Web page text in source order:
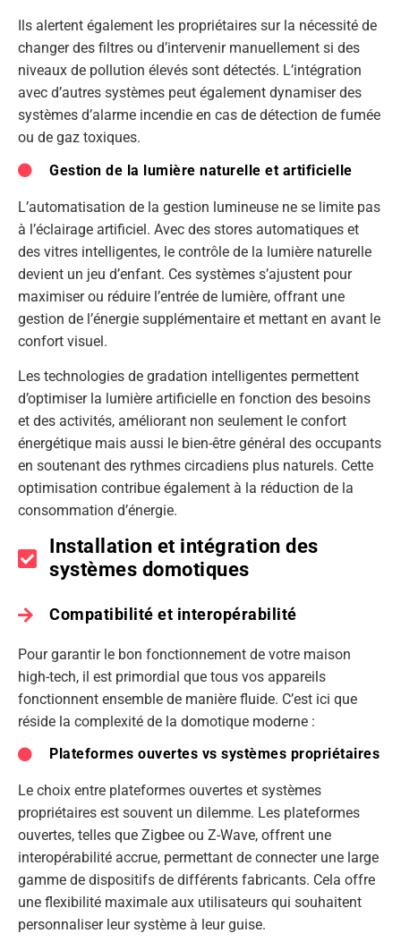
Ils alertent également les propriétaires sur la nécessité de
changer des filtres ou d’intervenir manuellement si des
niveaux de pollution élevés sont détectés. L’intégration
avec d’autres systèmes peut également dynamiser des
systèmes d’alarme incendie en cas de détection de fumée
ou de gaz toxiques.
Gestion de la lumière naturelle et artificielle
L’automatisation de la gestion lumineuse ne se limite pas
à l’éclairage artificiel. Avec des stores automatiques et
des vitres intelligentes, le contrôle de la lumière naturelle
devient un jeu d’enfant. Ces systèmes s’ajustent pour
maximiser ou réduire l’entrée de lumière, offrant une
gestion de l’énergie supplémentaire et mettant en avant le
confort visuel.
Les technologies de gradation intelligentes permettent
d’optimiser la lumière artificielle en fonction des besoins
et des activités, améliorant non seulement le confort
énergétique mais aussi le bien-être général des occupants
en soutenant des rythmes circadiens plus naturels. Cette
optimisation contribue également à la réduction de la
consommation d’énergie.
Installation et intégration des
systèmes domotiques
Compatibilité et interopérabilité
Pour garantir le bon fonctionnement de votre maison
high-tech, il est primordial que tous vos appareils
fonctionnent ensemble de manière fluide. C’est ici que
réside la complexité de la domotique moderne :
Plateformes ouvertes vs systèmes propriétaires
Le choix entre plateformes ouvertes et systèmes
propriétaires est souvent un dilemme. Les plateformes
ouvertes, telles que Zigbee ou Z-Wave, offrent une
interopérabilité accrue, permettant de connecter une large
gamme de dispositifs de différents fabricants. Cela offre
une flexibilité maximale aux utilisateurs qui souhaitent
personnaliser leur système à leur guise.